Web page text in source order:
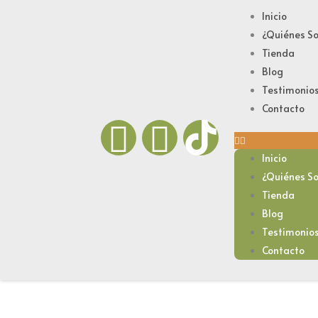
F
a
b
I
n
a
Inicio
¿Quiénes
Tienda
Blog
Testimonios
Contacto
Inicio
¿Quiénes
Tienda
Blog
Testimonios
Contacto